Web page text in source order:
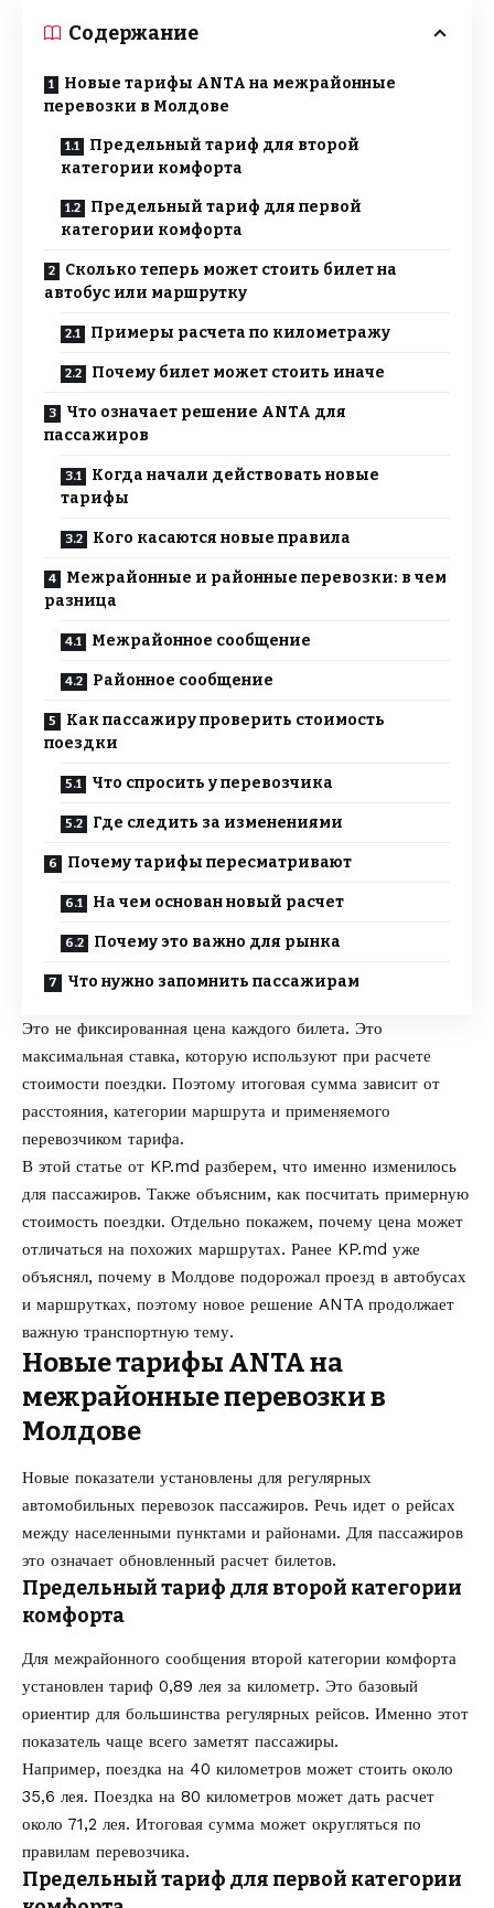
Содержание
Новые тарифы ANTA на межрайонные
перевозки в Молдове
Предельный тариф для второй
категории комфорта
Предельный тариф для первой
категории комфорта
Сколько теперь может стоить билет на
автобус или маршрутку
Примеры расчета по километражу
Почему билет может стоить иначе
Что означает решение ANTA для
пассажиров
Когда начали действовать новые
тарифы
Кого касаются новые правила
Межрайонные и районные перевозки: в чем
разница
Межрайонное сообщение
Районное сообщение
Как пассажиру проверить стоимость
поездки
Что спросить у перевозчика
Где следить за изменениями
Почему тарифы пересматривают
На чем основан новый расчет
Почему это важно для рынка
Что нужно запомнить пассажирам
Это не фиксированная цена каждого билета. Это
максимальная ставка, которую используют при расчете
стоимости поездки. Поэтому итоговая сумма зависит от
расстояния, категории маршрута и применяемого
перевозчиком тарифа.
В этой статье от KP.md разберем, что именно изменилось
для пассажиров. Также объясним, как посчитать примерную
стоимость поездки. Отдельно покажем, почему цена может
отличаться на похожих маршрутах. Ранее KP.md уже
объяснял, почему в Молдове подорожал проезд в автобусах
и маршрутках, поэтому новое решение ANTA продолжает
важную транспортную тему.
Новые тарифы ANTA на
межрайонные перевозки в
Молдове
Новые показатели установлены для регулярных
автомобильных перевозок пассажиров. Речь идет о рейсах
между населенными пунктами и районами. Для пассажиров
это означает обновленный расчет билетов.
Предельный тариф для второй категории
комфорта
Для межрайонного сообщения второй категории комфорта
установлен тариф 0,89 лея за километр. Это базовый
ориентир для большинства регулярных рейсов. Именно этот
показатель чаще всего заметят пассажиры.
Например, поездка на 40 километров может стоить около
35,6 лея. Поездка на 80 километров может дать расчет
около 71,2 лея. Итоговая сумма может округляться по
правилам перевозчика.
Предельный тариф для первой категории